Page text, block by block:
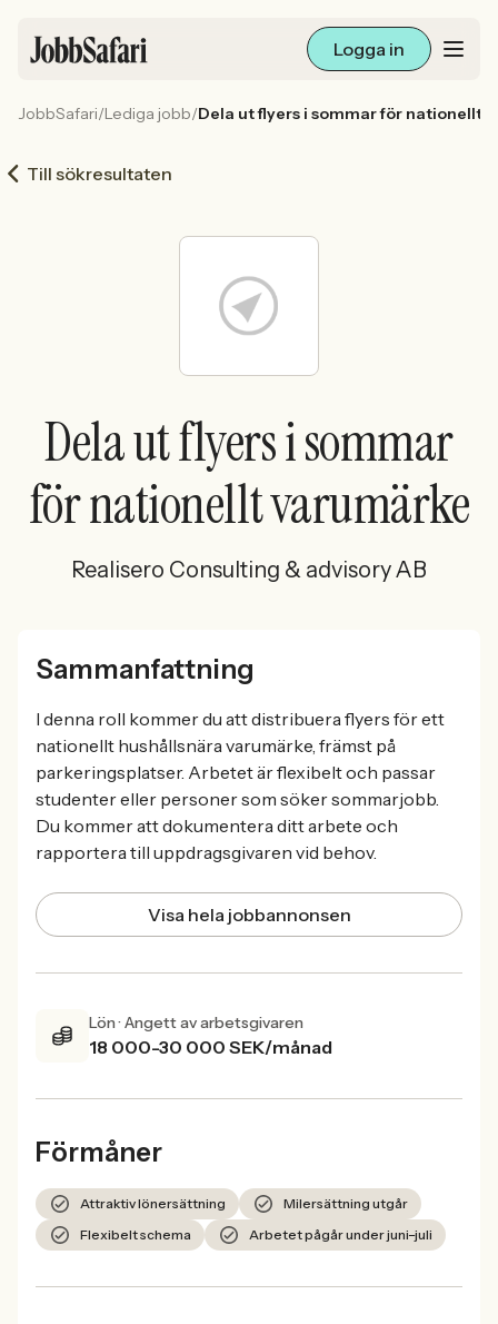
Logga in
Arbetsliv och karriär
För arbetsgivare
Sök med AI
Ny här? Skapa konto
JobbSafari/Lediga jobb/Dela ut flyers i sommar för nationellt
Till sökresultaten
Dela ut flyers i sommar
för nationellt varumärke
Realisero Consulting & advisory AB
Sammanfattning
I denna roll kommer du att distribuera flyers för ett
nationellt hushållsnära varumärke, främst på
parkeringsplatser. Arbetet är flexibelt och passar
studenter eller personer som söker sommarjobb.
Du kommer att dokumentera ditt arbete och
rapportera till uppdragsgivaren vid behov.
Visa hela jobbannonsen
Lön · Angett av arbetsgivaren
18 000-30 000 SEK/månad
Förmåner
Attraktiv lönersättning
Milersättning utgår
Flexibelt schema
Arbetet pågår under juni–juli